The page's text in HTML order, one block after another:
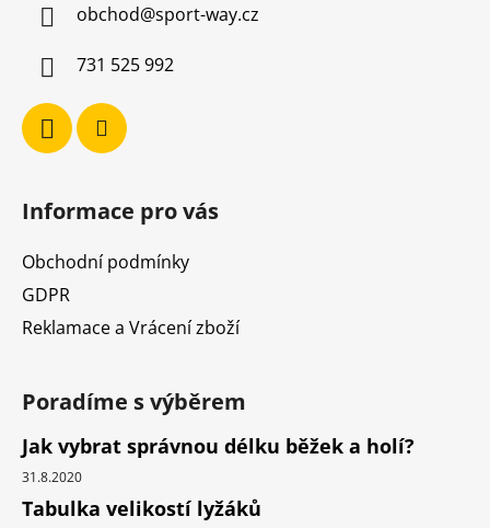
obchod@sport-way.cz
731 525 992
Informace pro vás
Obchodní podmínky
GDPR
Reklamace a Vrácení zboží
Poradíme s výběrem
Jak vybrat správnou délku běžek a holí?
31.8.2020
Tabulka velikostí lyžáků